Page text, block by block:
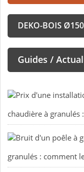
DEKO-BOIS
Guides /
chaudière à granulés
granulés : comment